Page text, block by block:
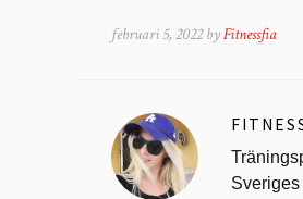
februari 5, 2022 byFitnessfia